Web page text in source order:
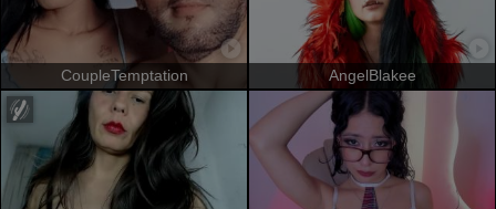
CoupleTemptation AngelBlakee